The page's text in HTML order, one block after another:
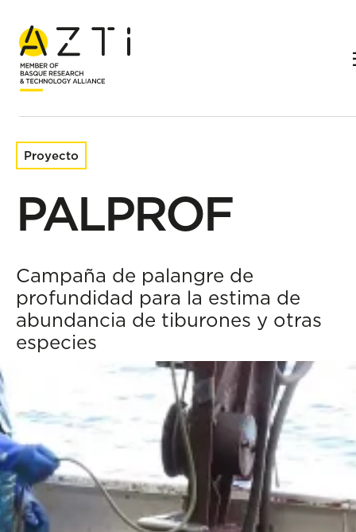
Inicio Proyectos de investigación
Proyecto
PALPROF
Campaña de palangre de
profundidad para la estima de
abundancia de tiburones y otras
especies